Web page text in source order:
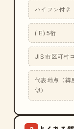
ハイフン付き
(旧) 5桁
JIS 市区町村
代表地点（緯
似）